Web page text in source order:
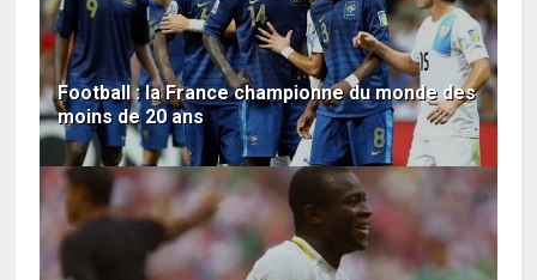
Football : la France championne du monde des
moins de 20 ans